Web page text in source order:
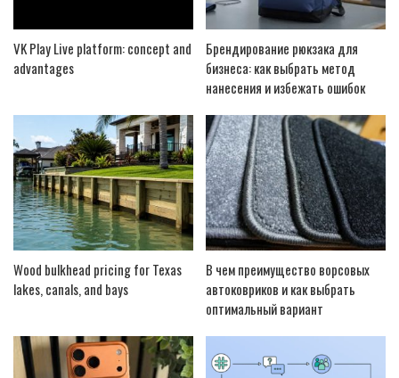
VK Play Live platform: concept and
advantages
Брендирование рюкзака для
бизнеса: как выбрать метод
нанесения и избежать ошибок
Wood bulkhead pricing for Texas
lakes, canals, and bays
В чем преимущество ворсовых
автоковриков и как выбрать
оптимальный вариант